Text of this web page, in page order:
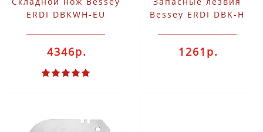
ERDI DBKWH-EU
4346р.
Bessey ERDI DBK-H
1261р.